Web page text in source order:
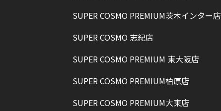
SUPER COSMO PREMIUM茨木インター店
SUPER COSMO 志紀店
SUPER COSMO PREMIUM 東大阪店
SUPER COSMO PREMIUM柏原店
SUPER COSMO PREMIUM大東店